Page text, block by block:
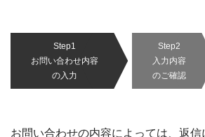
Step1
お問い合わせ内容
の入力
Step2
入力内容
のご確認
お問い合わせの内容によっては、返